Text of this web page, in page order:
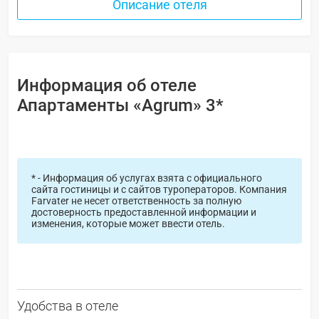
Описание отеля
Информация об отеле
Апартаменты «Agrum» 3*
* - Информация об услугах взята с официального
сайта гостиницы и с сайтов туроператоров. Компания
Farvater не несет ответственность за полную
достоверность предоставленной информации и
изменения, которые может ввести отель.
Удобства в отеле